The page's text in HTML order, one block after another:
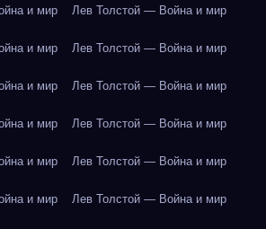
и мир Лев Толстой — Война и мир
и мир Лев Толстой — Война и мир
и мир Лев Толстой — Война и мир
и мир Лев Толстой — Война и мир
и мир Лев Толстой — Война и мир
и мир Лев Толстой — Война и мир